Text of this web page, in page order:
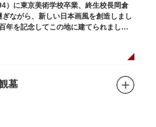
）に東京美術学校卒業、終生校長岡倉
ながら、新しい日本画風を創造しまし
年を記念してこの地に建てられまし
墓